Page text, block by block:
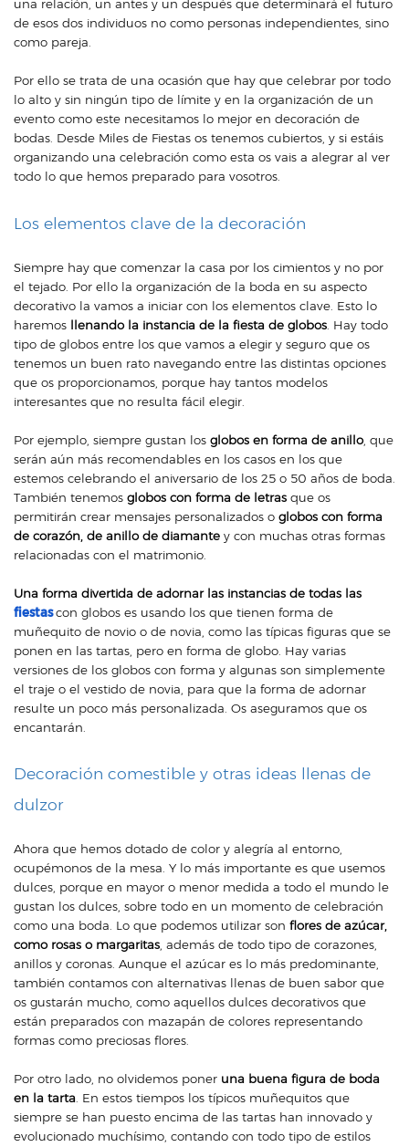
una relación, un antes y un después que determinará el futuro
de esos dos individuos no como personas independientes, sino
como pareja.
Por ello se trata de una ocasión que hay que celebrar por todo
lo alto y sin ningún tipo de límite y en la organización de un
evento como este necesitamos lo mejor en decoración de
bodas . Desde Miles de Fiestas os tenemos cubiertos, y si estáis
organizando una celebración como esta os vais a alegrar al ver
todo lo que hemos preparado para vosotros.
Los elementos clave de la decoración
Siempre hay que comenzar la casa por los cimientos y no por
el tejado. Por ello la organización de la boda en su aspecto
decorativo la vamos a iniciar con los elementos clave. Esto lo
haremos llenando la instancia de la fiesta de globos . Hay todo
tipo de globos entre los que vamos a elegir y seguro que os
tenemos un buen rato navegando entre las distintas opciones
que os proporcionamos, porque hay tantos modelos
interesantes que no resulta fácil elegir.
Por ejemplo, siempre gustan los globos en forma de anillo, que
serán aún más recomendables en los casos en los que
estemos celebrando el aniversario de los 25 o 50 años de boda.
También tenemos globos con forma de letras que os
permitirán crear mensajes personalizados o globos con forma
de corazón, de anillo de diamante y con muchas otras formas
relacionadas con el matrimonio.
Una forma divertida de adornar las instancias de todas las
fiestascon globos es usando los que tienen forma de
muñequito de novio o de novia, como las típicas figuras que se
ponen en las tartas, pero en forma de globo. Hay varias
versiones de los globos con forma y algunas son simplemente
el traje o el vestido de novia, para que la forma de adornar
resulte un poco más personalizada. Os aseguramos que os
encantarán.
Decoración comestible y otras ideas llenas de
dulzor
Ahora que hemos dotado de color y alegría al entorno,
ocupémonos de la mesa. Y lo más importante es que usemos
dulces, porque en mayor o menor medida a todo el mundo le
gustan los dulces, sobre todo en un momento de celebración
como una boda. Lo que podemos utilizar son flores de azúcar,
como rosas o margaritas, además de todo tipo de corazones,
anillos y coronas. Aunque el azúcar es lo más predominante,
también contamos con alternativas llenas de buen sabor que
os gustarán mucho, como aquellos dulces decorativos que
están preparados con mazapán de colores representando
formas como preciosas flores.
Por otro lado, no olvidemos poner una buena figura de boda
en la tarta. En estos tiempos los típicos muñequitos que
siempre se han puesto encima de las tartas han innovado y
evolucionado muchísimo, contando con todo tipo de estilos